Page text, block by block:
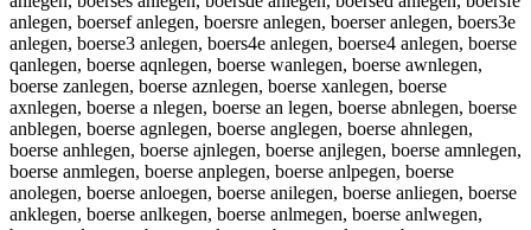
anlegen, boersef anlegen, boersre anlegen, boerser anlegen, boers3e
anlegen, boerse3 anlegen, boers4e anlegen, boerse4 anlegen, boerse
qanlegen, boerse aqnlegen, boerse wanlegen, boerse awnlegen,
boerse zanlegen, boerse aznlegen, boerse xanlegen, boerse
axnlegen, boerse a nlegen, boerse an legen, boerse abnlegen, boerse
anblegen, boerse agnlegen, boerse anglegen, boerse ahnlegen,
boerse anhlegen, boerse ajnlegen, boerse anjlegen, boerse amnlegen,
boerse anmlegen, boerse anplegen, boerse anlpegen, boerse
anolegen, boerse anloegen, boerse anilegen, boerse anliegen, boerse
anklegen, boerse anlkegen, boerse anlmegen, boerse anlwegen,